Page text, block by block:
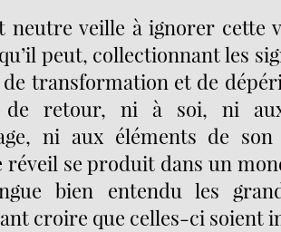
neutre veille à ignorer cette
peut, collectionnant les
transformation et de
de retour, ni à soi, ni
ni aux éléments de son
réveil se produit dans un
bien entendu les
croire que celles-ci soient